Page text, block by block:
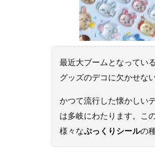
最近大ブームとなってい
グッズのデコに欠かせな
かつて流行した懐かしい
は多岐にわたります。こ
様々なぷっくりシールの